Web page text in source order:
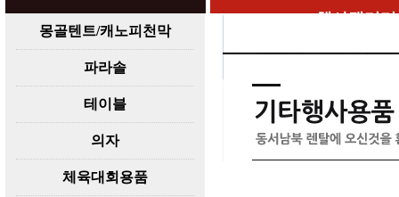
몽골텐트/캐노피천막
파라솔
테이블
의자
체육대회용품
행사갤러리